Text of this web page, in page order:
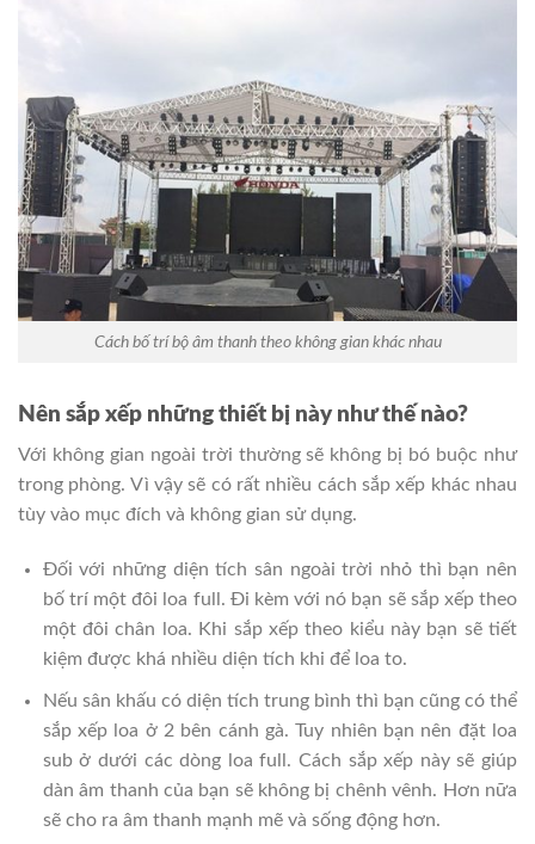
Cách bố trí bộ âm thanh theo không gian khác nhau
Nên sắp xếp những thiết bị này như thế nào?
Với không gian ngoài trời thường sẽ không bị bó buộc như
trong phòng. Vì vậy sẽ có rất nhiều cách sắp xếp khác nhau
tùy vào mục đích và không gian sử dụng.
Đối với những diện tích sân ngoài trời nhỏ thì bạn nên
bố trí một đôi loa full. Đi kèm với nó bạn sẽ sắp xếp theo
một đôi chân loa. Khi sắp xếp theo kiểu này bạn sẽ tiết
kiệm được khá nhiều diện tích khi để loa to.
Nếu sân khấu có diện tích trung bình thì bạn cũng có thể
sắp xếp loa ở 2 bên cánh gà. Tuy nhiên bạn nên đặt loa
sub ở dưới các dòng loa full. Cách sắp xếp này sẽ giúp
dàn âm thanh của bạn sẽ không bị chênh vênh. Hơn nữa
sẽ cho ra âm thanh mạnh mẽ và sống động hơn.